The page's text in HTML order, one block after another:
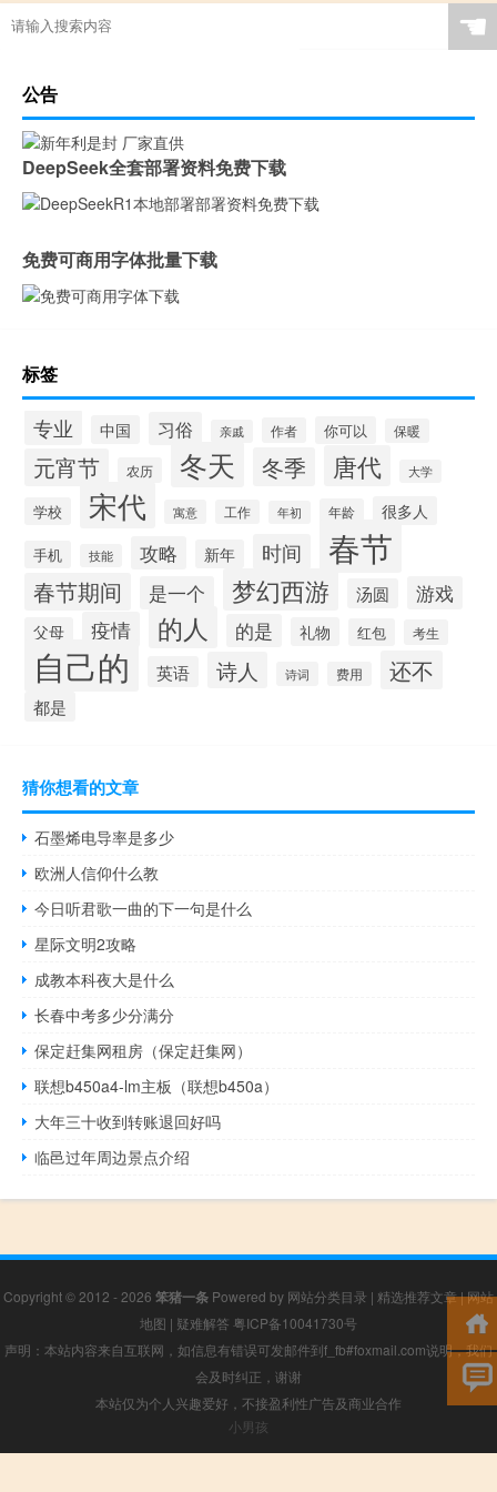
☚
公告
DeepSeek全套部署资料免费下载
免费可商用字体批量下载
标签
专业 中国 习俗 亲戚 作者 你可以 保暖
元宵节 农历 冬天 冬季 唐代 大学
学校 宋代 寓意 工作 年初 年龄 很多人
手机 技能 攻略 新年 时间 春节
春节期间 是一个 梦幻西游 汤圆 游戏
父母 疫情 的人 的是 礼物 红包 考生
自己的 英语 诗人 诗词 费用 还不
都是
猜你想看的文章
石墨烯电导率是多少
欧洲人信仰什么教
今日听君歌一曲的下一句是什么
星际文明2攻略
成教本科夜大是什么
长春中考多少分满分
保定赶集网租房（保定赶集网）
联想b450a4-lm主板（联想b450a）
大年三十收到转账退回好吗
临邑过年周边景点介绍
Copyright © 2012 - 2026 笨猪一条 Powered by 网站分类目录 | 精选推荐文章|网站
地图 | 疑难解答 粤ICP备10041730号
声明：本站内容来自互联网，如信息有错误可发邮件到f_fb#foxmail.com说明，我们
会及时纠正，谢谢
本站仅为个人兴趣爱好，不接盈利性广告及商业合作
小男孩